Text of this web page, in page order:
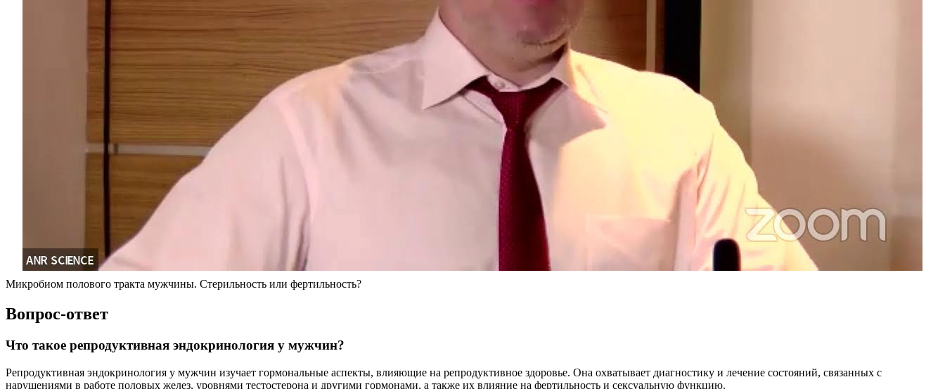
Микробиом полового тракта мужчины. Стерильность или фертильность?
Вопрос-ответ
Что такое репродуктивная эндокринология у мужчин?
Репродуктивная эндокринология у мужчин изучает гормональные аспекты, влияющие на репродуктивное здоровье. Она охватывает диагностику и лечение состояний, связанных с
нарушениями в работе половых желез, уровнями тестостерона и другими гормонами, а также их влияние на фертильность и сексуальную функцию.